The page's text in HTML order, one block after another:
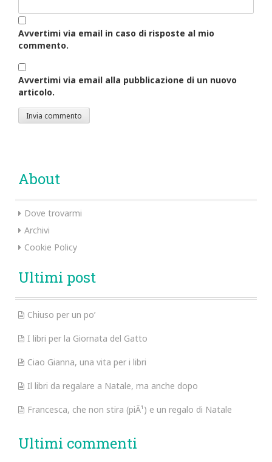
Avvertimi via email in caso di risposte al mio
commento.
Avvertimi via email alla pubblicazione di un nuovo
articolo.
About
Dove trovarmi
Archivi
Cookie Policy
Ultimi post
Chiuso per un po’
I libri per la Giornata del Gatto
Ciao Gianna, una vita per i libri
Il libri da regalare a Natale, ma anche dopo
Francesca, che non stira (piÃ¹) e un regalo di Natale
Ultimi commenti